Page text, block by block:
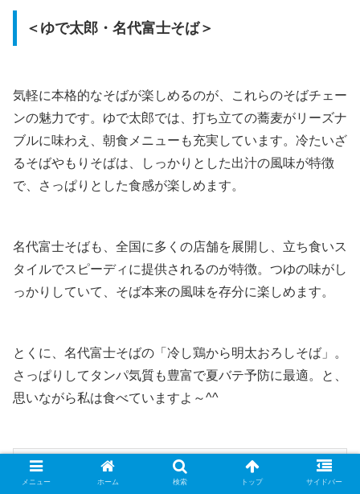
＜ゆで太郎・名代富士そば＞
気軽に本格的なそばが楽しめるのが、これらのそばチェー
ンの魅力です。ゆで太郎では、打ち立ての蕎麦がリーズナ
ブルに味わえ、朝食メニューも充実しています。冷たいざ
るそばやもりそばは、しっかりとした出汁の風味が特徴
で、さっぱりとした食感が楽しめます。
名代富士そばも、全国に多くの店舗を展開し、立ち食いス
タイルでスピーディに提供されるのが特徴。つゆの味がし
っかりしていて、そば本来の風味を存分に楽しめます。
とくに、名代富士そばの「冷し鶏から明太おろしそば」。
さっぱりしてタンパ気質も豊富で夏バテ予防に最適。と、
思いながら私は食べていますよ～^^
【期間限定】
メニュー ホーム 検索 トップ サイドバー